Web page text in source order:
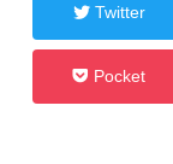
Twitter
Pocket